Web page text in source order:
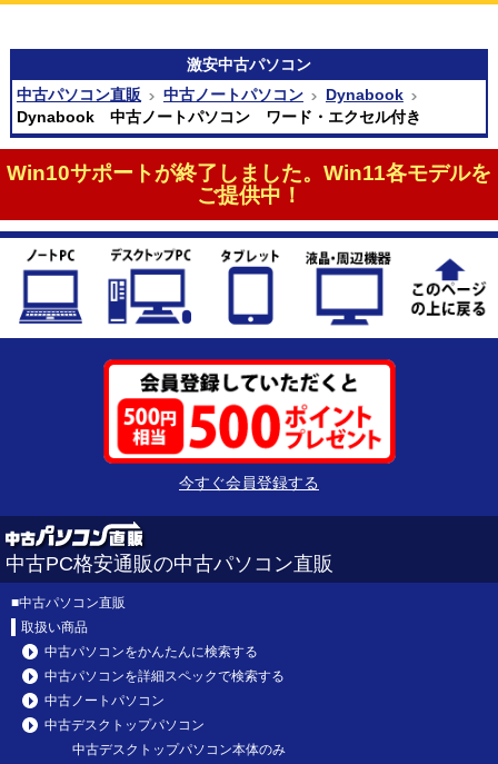
激安中古パソコン
中古パソコン直販
中古ノートパソコン
Dynabook
Dynabook 中古ノートパソコン ワード・エクセル付き
Win10サポートが終了しました。Win11各モデルを
ご提供中！
今すぐ会員登録する
中古PC格安通販の中古パソコン直販
■中古パソコン直販
取扱い商品
中古パソコンをかんたんに検索する
中古パソコンを詳細スペックで検索する
中古ノートパソコン
中古デスクトップパソコン
中古デスクトップパソコン本体のみ